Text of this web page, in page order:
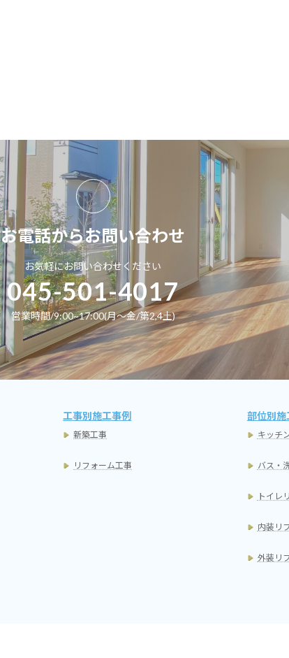
お電話からお問い合わせ
お気軽にお問い合わせください
045-501-4017
営業時間/9:00~17:00(月～金/第2,4土)
工事別施工事例
新築工事
リフォーム工事
部位別施
キッチ
バス・
トイレ
内装リ
外装リ